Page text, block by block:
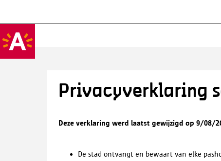
Privacyverklaring
Deze verklaring werd laatst gewijzigd op 9/08/
De stad ontvangt en bewaart van elke